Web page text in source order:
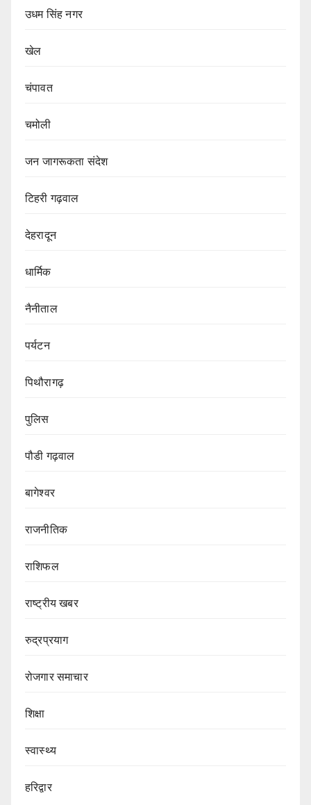
उधम सिंह नगर
खेल
चंपावत
चमोली
जन जागरूकता संदेश
टिहरी गढ़वाल
देहरादून
धार्मिक
नैनीताल
पर्यटन
पिथौरागढ़
पुलिस
पौडी गढ़वाल
बागेश्वर
राजनीतिक
राशिफल
राष्ट्रीय खबर
रुद्रप्रयाग
रोजगार समाचार
शिक्षा
स्वास्थ्य
हरिद्वार